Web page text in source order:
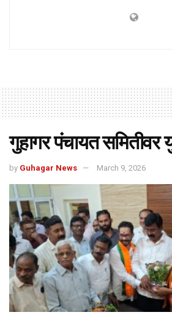
गुहागर पंचायत समितीवर
by Guhagar News March 9, 2026